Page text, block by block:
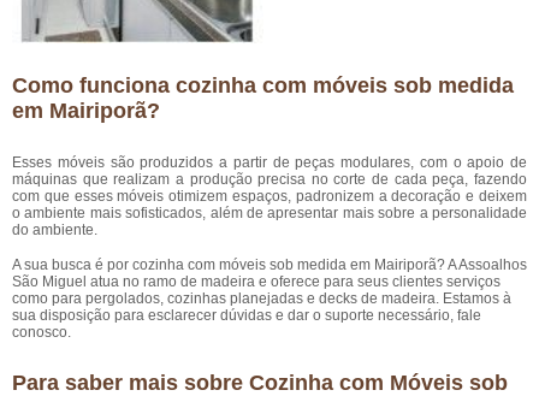
Como funciona cozinha com móveis sob medida
em Mairiporã?
Esses móveis são produzidos a partir de peças modulares, com o apoio de
máquinas que realizam a produção precisa no corte de cada peça, fazendo
com que esses móveis otimizem espaços, padronizem a decoração e deixem
o ambiente mais sofisticados, além de apresentar mais sobre a personalidade
do ambiente.
A sua busca é por cozinha com móveis sob medida em Mairiporã? A Assoalhos
São Miguel atua no ramo de madeira e oferece para seus clientes serviços
como para pergolados, cozinhas planejadas e decks de madeira. Estamos à
sua disposição para esclarecer dúvidas e dar o suporte necessário, fale
conosco.
Para saber mais sobre Cozinha com Móveis sob